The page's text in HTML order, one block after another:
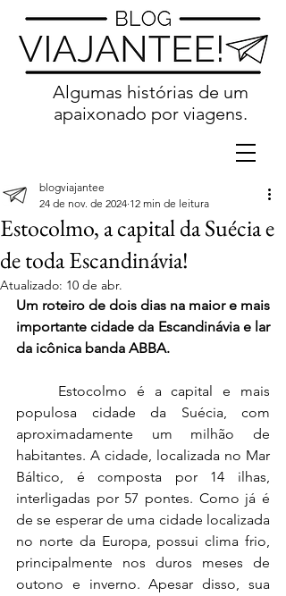
Algumas histórias de um
apaixonado por viagens.
Estocolmo, a capital da Suécia e
de toda Escandinávia!
blogviajantee
24 de nov. de 2024 12 min de leitura
Atualizado: 10 de abr.
Um roteiro de dois dias na maior e mais
importante cidade da Escandinávia e lar
da icônica banda ABBA.
populosa cidade da Suécia, com
aproximadamente um milhão de
habitantes. A cidade, localizada no Mar
Báltico, é composta por 14 ilhas,
interligadas por 57 pontes. Como já é
de se esperar de uma cidade localizada
no norte da Europa, possui clima frio,
principalmente nos duros meses de
outono e inverno. Apesar disso, sua